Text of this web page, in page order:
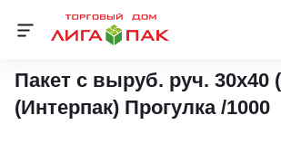
Пакеты с вырубной ручкой Интерпак
Пакет с выруб. руч. 30х40
(Интерпак) Прогулка /1000